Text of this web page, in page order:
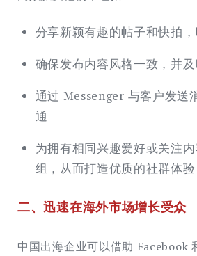
分享新颖有趣的帖子和快拍
确保发布内容风格一致，并
通过 Messenger 与客户发送
通
为拥有相同兴趣爱好或关注
组，从而打造优质的社群体验
二、迅速在海外市场增长受众
中国出海企业可以借助 Facebook